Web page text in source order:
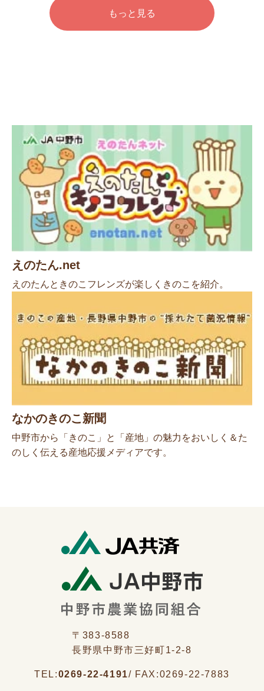
もっと見る
えのたん.net
えのたんときのこフレンズが楽しくきのこを紹介。
なかのきのこ新聞
中野市から「きのこ」と「産地」の魅力をおいしく＆た
のしく伝える産地応援メディアです。
〒383-8588
長野県中野市三好町1-2-8
TEL:0269-22-4191/ FAX:0269-22-7883